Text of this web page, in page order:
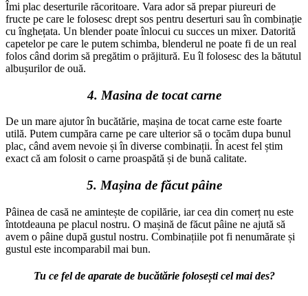
Îmi plac deserturile răcoritoare. Vara ador să prepar piureuri de
fructe pe care le folosesc drept sos pentru deserturi sau în combinație
cu înghețata. Un blender poate înlocui cu succes un mixer. Datorită
capetelor pe care le putem schimba, blenderul ne poate fi de un real
folos când dorim să pregătim o prăjitură. Eu îl folosesc des la bătutul
albușurilor de ouă.
4. Masina de tocat carne
De un mare ajutor în bucătărie, mașina de tocat carne este foarte
utilă. Putem cumpăra carne pe care ulterior să o tocăm dupa bunul
plac, când avem nevoie și în diverse combinații. În acest fel știm
exact că am folosit o carne proaspătă și de bună calitate.
5. Mașina de făcut pâine
Pâinea de casă ne amintește de copilărie, iar cea din comerț nu este
întotdeauna pe placul nostru. O mașină de făcut pâine ne ajută să
avem o pâine după gustul nostru. Combinațiile pot fi nenumărate și
gustul este incomparabil mai bun.
Tu ce fel de aparate de bucătărie folosești cel mai des?